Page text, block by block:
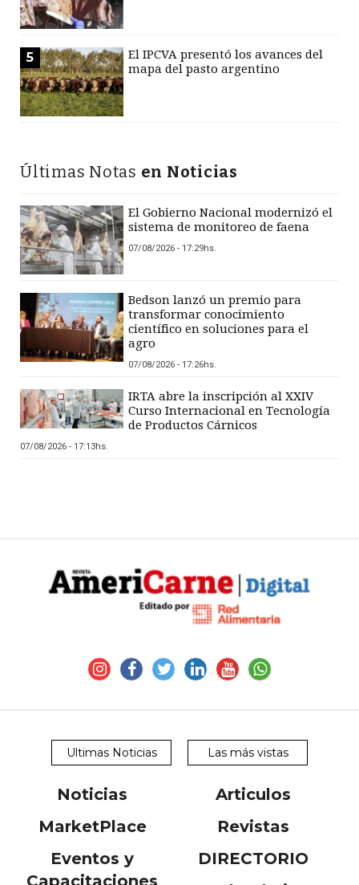
5
El IPCVA presentó los avances del
mapa del pasto argentino
Últimas Notas en Noticias
El Gobierno Nacional modernizó el
sistema de monitoreo de faena
07/08/2026 - 17:29hs.
Bedson lanzó un premio para
transformar conocimiento
científico en soluciones para el
agro
07/08/2026 - 17:26hs.
IRTA abre la inscripción al XXIV
Curso Internacional en Tecnología
de Productos Cárnicos
07/08/2026 - 17:13hs.
Ultimas Noticias Las más vistas
Noticias
Articulos
MarketPlace
Revistas
Eventos y
Capacitaciones
DIRECTORIO